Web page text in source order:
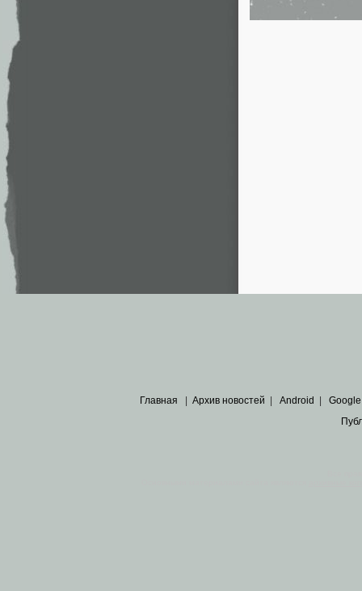
Главная Архив новостей Android Google